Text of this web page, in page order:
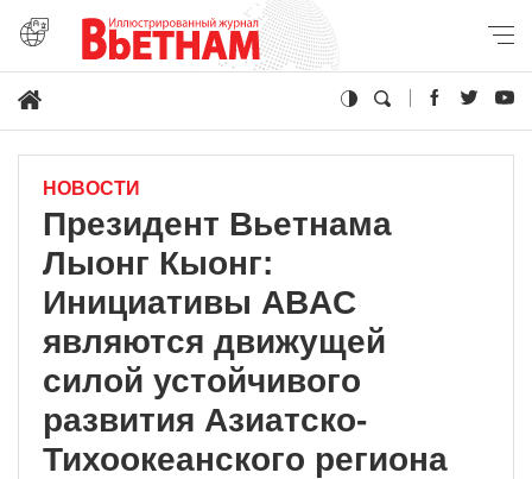
НОВОСТИ
Президент Вьетнама
Лыонг Кыонг:
Инициативы ABAC
являются движущей
силой устойчивого
развития Азиатско-
Тихоокеанского региона